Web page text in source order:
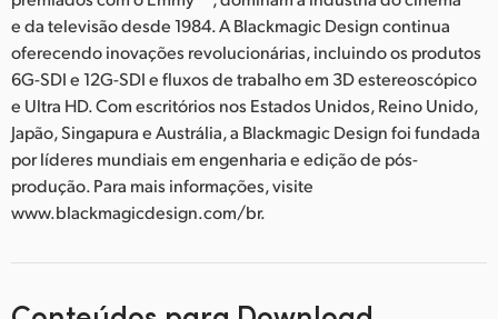
e da televisão desde 1984. A Blackmagic Design continua
oferecendo inovações revolucionárias, incluindo os produtos
6G-SDI e 12G-SDI e fluxos de trabalho em 3D estereoscópico
e Ultra HD. Com escritórios nos Estados Unidos, Reino Unido,
Japão, Singapura e Austrália, a Blackmagic Design foi fundada
por líderes mundiais em engenharia e edição de pós-
produção. Para mais informações, visite
www.blackmagicdesign.com/br.